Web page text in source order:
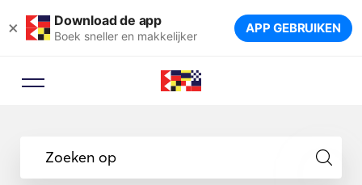
× Download de app
Boek sneller en makkelijker APP GEBRUIKEN
Zoeken op